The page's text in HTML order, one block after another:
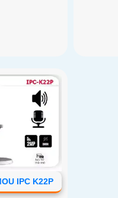
IPC K22P